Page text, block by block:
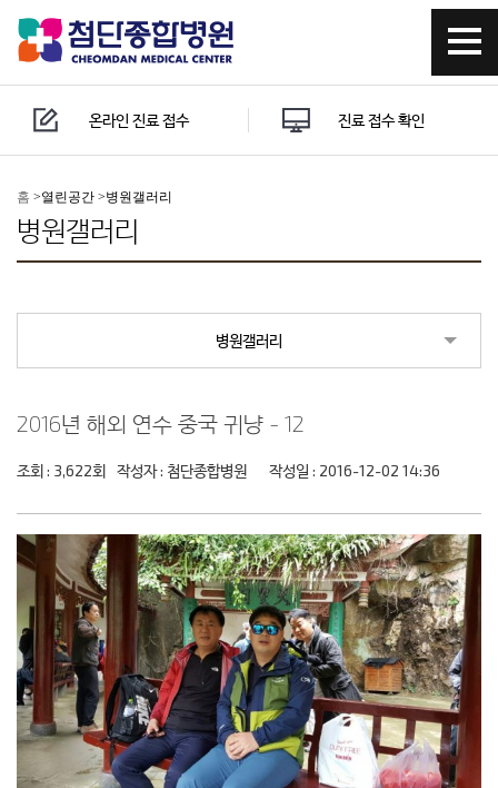
온라인 진료 접수 진료 접수 확인
홈 >열린공간 >병원갤러리
병원갤러리
병원갤러리
2016년 해외 연수 중국 귀냥 - 12
조회 : 3,622회 작성자 : 첨단종합병원 작성일 : 2016-12-02 14:36